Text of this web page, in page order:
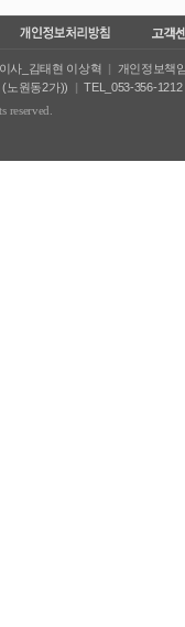
사_김태현 이상혁 | 개인정보책
노원동2가))
| TEL_053-356-1212
reserved.